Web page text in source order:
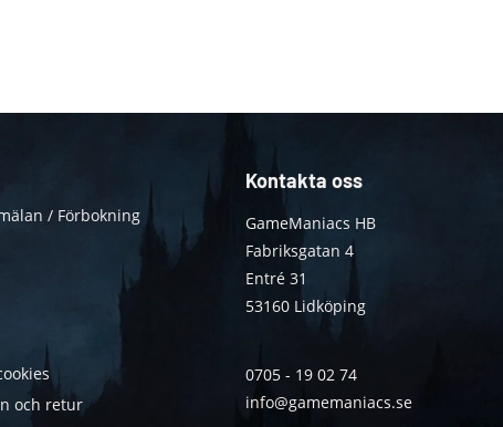
/ Förbokning
och retur
Kontakta oss
GameManiacs HB
Fabriksgatan 4
Entré 31
53160 Lidköping
0705 - 19 02 74
info@gamemaniacs.se